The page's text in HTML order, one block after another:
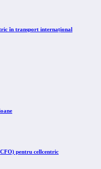
în transport internațional
pentru cellcentric